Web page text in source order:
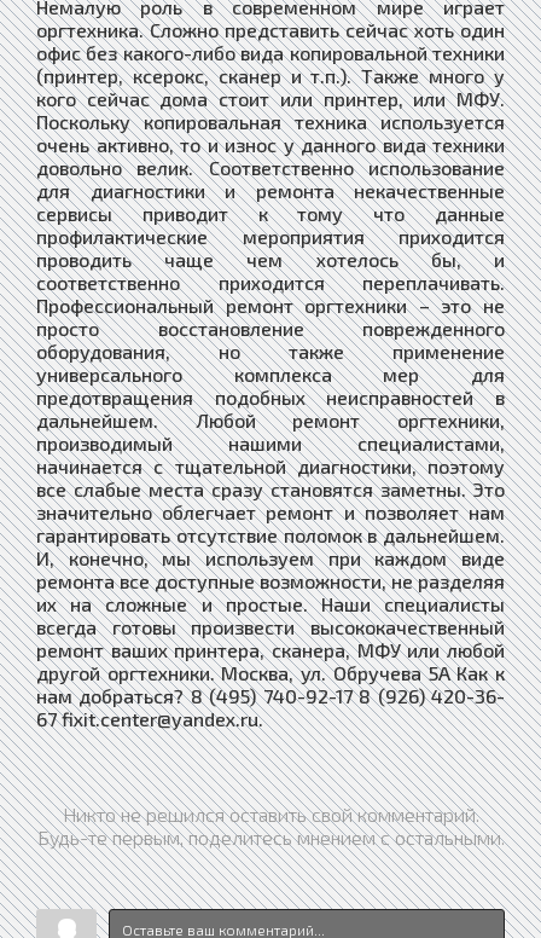
Немалую роль в современном мире играет
оргтехника. Сложно представить сейчас хоть один
офис без какого-либо вида копировальной техники
(принтер, ксерокс, сканер и т.п.). Также много у
кого сейчас дома стоит или принтер, или МФУ.
Поскольку копировальная техника используется
очень активно, то и износ у данного вида техники
довольно велик. Соответственно использование
для диагностики и ремонта некачественные
сервисы приводит к тому что данные
профилактические мероприятия приходится
проводить чаще чем хотелось бы, и
соответственно приходится переплачивать.
Профессиональный ремонт оргтехники – это не
просто восстановление поврежденного
оборудования, но также применение
универсального комплекса мер для
предотвращения подобных неисправностей в
дальнейшем. Любой ремонт оргтехники,
производимый нашими специалистами,
начинается с тщательной диагностики, поэтому
все слабые места сразу становятся заметны. Это
значительно облегчает ремонт и позволяет нам
гарантировать отсутствие поломок в дальнейшем.
И, конечно, мы используем при каждом виде
ремонта все доступные возможности, не разделяя
их на сложные и простые. Наши специалисты
всегда готовы произвести высококачественный
ремонт ваших принтера, сканера, МФУ или любой
другой оргтехники. Москва, ул. Обручева 5А Как к
нам добраться? 8 (495) 740-92-17 8 (926) 420-36-
67 fixit.center@yandex.ru.
Никто не решился оставить свой комментарий.
Будь-те первым, поделитесь мнением с остальными.